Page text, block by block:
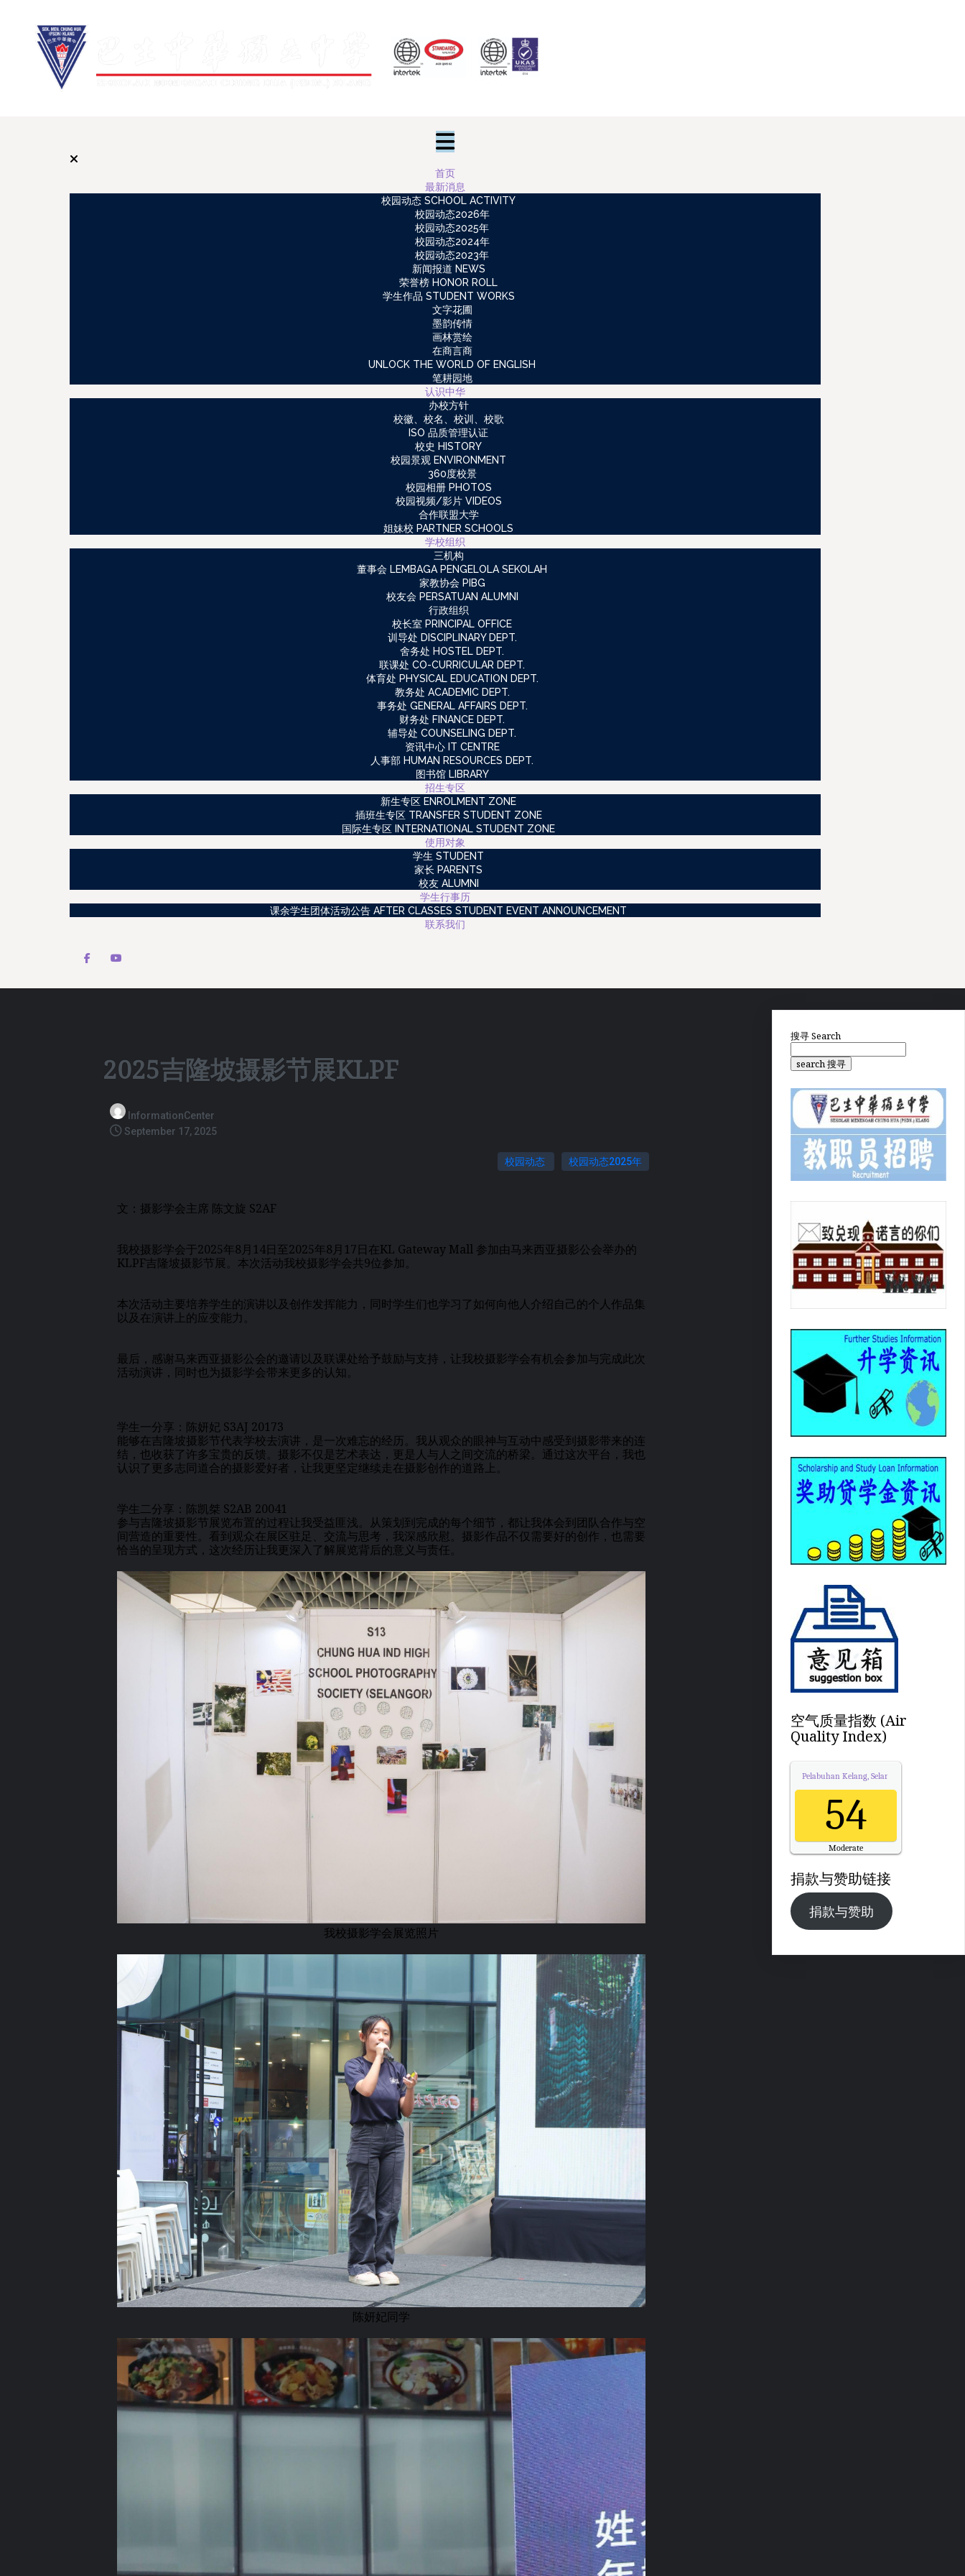
首页
最新消息
校园动态 SCHOOL ACTIVITY
校园动态2026年
校园动态2025年
校园动态2024年
校园动态2023年
新闻报道 NEWS
荣誉榜 HONOR ROLL
学生作品 STUDENT WORKS
文字花圃
墨韵传情
画林赏绘
在商言商
UNLOCK THE WORLD OF ENGLISH
笔耕园地
认识中华
办校方针
校徽、校名、校训、校歌
ISO 品质管理认证
校史 HISTORY
校园景观 ENVIRONMENT
360度校景
校园相册 PHOTOS
校园视频/影片 VIDEOS
合作联盟大学
姐妹校 PARTNER SCHOOLS
学校组织
三机构
董事会 LEMBAGA PENGELOLA SEKOLAH
家教协会 PIBG
校友会 PERSATUAN ALUMNI
行政组织
校长室 PRINCIPAL OFFICE
训导处 DISCIPLINARY DEPT.
舍务处 HOSTEL DEPT.
联课处 CO-CURRICULAR DEPT.
体育处 PHYSICAL EDUCATION DEPT.
教务处 ACADEMIC DEPT.
事务处 GENERAL AFFAIRS DEPT.
财务处 FINANCE DEPT.
辅导处 COUNSELING DEPT.
资讯中心 IT CENTRE
人事部 HUMAN RESOURCES DEPT.
图书馆 LIBRARY
招生专区
新生专区 ENROLMENT ZONE
插班生专区 TRANSFER STUDENT ZONE
国际生专区 INTERNATIONAL STUDENT ZONE
使用对象
学生 STUDENT
家长 PARENTS
校友 ALUMNI
学生行事历
课余学生团体活动公告 AFTER CLASSES STUDENT EVENT ANNOUNCEMENT
联系我们
2025吉隆坡摄影节展KLPF
InformationCenter
September 17, 2025
校园动态 校园动态2025年
文：摄影学会主席 陈文旋 S2AF
我校摄影学会于2025年8月14日至2025年8月17日在KL Gateway Mall 参加由马来西亚摄影公会举办的
KLPF吉隆坡摄影节展。本次活动我校摄影学会共9位参加。
本次活动主要培养学生的演讲以及创作发挥能力，同时学生们也学习了如何向他人介绍自己的个人作品集
以及在演讲上的应变能力。
最后，感谢马来西亚摄影公会的邀请以及联课处给予鼓励与支持，让我校摄影学会有机会参加与完成此次
活动演讲，同时也为摄影学会带来更多的认知。
学生一分享：陈妍妃 S3AJ 20173
能够在吉隆坡摄影节代表学校去演讲，是一次难忘的经历。我从观众的眼神与互动中感受到摄影带来的连
结，也收获了许多宝贵的反馈。摄影不仅是艺术表达，更是人与人之间交流的桥梁。通过这次平台，我也
认识了更多志同道合的摄影爱好者，让我更坚定继续走在摄影创作的道路上。
学生二分享：陈凯桀 S2AB 20041
参与吉隆坡摄影节展览布置的过程让我受益匪浅。从策划到完成的每个细节，都让我体会到团队合作与空
间营造的重要性。看到观众在展区驻足、交流与思考，我深感欣慰。摄影作品不仅需要好的创作，也需要
恰当的呈现方式，这次经历让我更深入了解展览背后的意义与责任。
我校摄影学会展览照片
陈妍妃同学
搜寻Search
search 搜寻
空气质量指数 (Air
Quality Index)
Pelabuhan Kelang, Selangor
54
Moderate
Updated on Friday 21:00
捐款与赞助链接
捐款与赞助